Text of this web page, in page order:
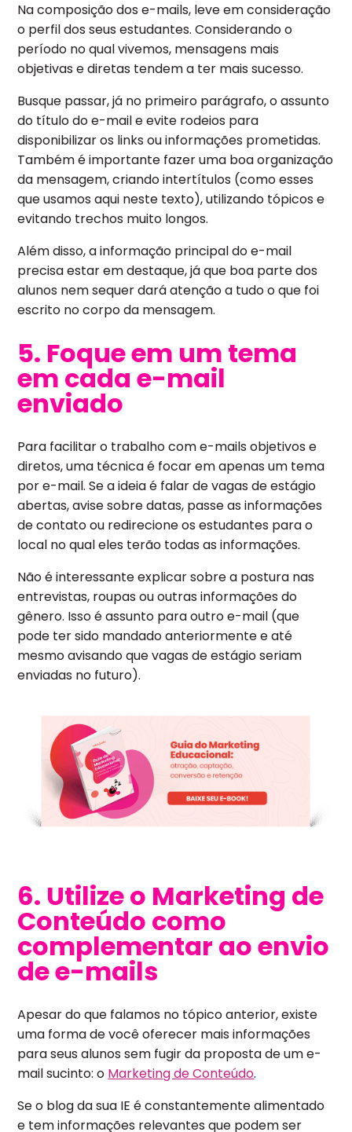
Na composição dos e-mails, leve em consideração
o perfil dos seus estudantes. Considerando o
período no qual vivemos, mensagens mais
objetivas e diretas tendem a ter mais sucesso.
Busque passar, já no primeiro parágrafo, o assunto
do título do e-mail e evite rodeios para
disponibilizar os links ou informações prometidas.
Também é importante fazer uma boa organização
da mensagem, criando intertítulos (como esses
que usamos aqui neste texto), utilizando tópicos e
evitando trechos muito longos.
Além disso, a informação principal do e-mail
precisa estar em destaque, já que boa parte dos
alunos nem sequer dará atenção a tudo o que foi
escrito no corpo da mensagem.
5. Foque em um tema
em cada e-mail
enviado
Para facilitar o trabalho com e-mails objetivos e
diretos, uma técnica é focar em apenas um tema
por e-mail. Se a ideia é falar de vagas de estágio
abertas, avise sobre datas, passe as informações
de contato ou redirecione os estudantes para o
local no qual eles terão todas as informações.
Não é interessante explicar sobre a postura nas
entrevistas, roupas ou outras informações do
gênero. Isso é assunto para outro e-mail (que
pode ter sido mandado anteriormente e até
mesmo avisando que vagas de estágio seriam
enviadas no futuro).
6. Utilize o Marketing de
Conteúdo como
complementar ao envio
de e-mails
Apesar do que falamos no tópico anterior, existe
uma forma de você oferecer mais informações
para seus alunos sem fugir da proposta de um e-
mail sucinto: o Marketing de Conteúdo.
Se o blog da sua IE é constantemente alimentado
e tem informações relevantes que podem ser